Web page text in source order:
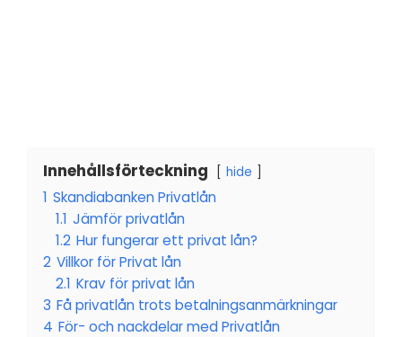
Innehållsförteckning hide
1 Skandiabanken Privatlån
1.1 Jämför privatlån
1.2 Hur fungerar ett privat lån?
2 Villkor för Privat lån
2.1 Krav för privat lån
3 Få privatlån trots betalningsanmärkningar
4 För- och nackdelar med Privatlån